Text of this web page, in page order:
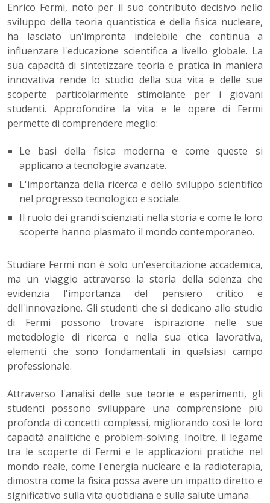
Enrico Fermi, noto per il suo contributo decisivo nello
sviluppo della teoria quantistica e della fisica nucleare,
ha lasciato un'impronta indelebile che continua a
influenzare l'educazione scientifica a livello globale. La
sua capacità di sintetizzare teoria e pratica in maniera
innovativa rende lo studio della sua vita e delle sue
scoperte particolarmente stimolante per i giovani
studenti. Approfondire la vita e le opere di Fermi
permette di comprendere meglio:
Le basi della fisica moderna e come queste si
applicano a tecnologie avanzate.
L'importanza della ricerca e dello sviluppo scientifico
nel progresso tecnologico e sociale.
Il ruolo dei grandi scienziati nella storia e come le loro
scoperte hanno plasmato il mondo contemporaneo.
Studiare Fermi non è solo un'esercitazione accademica,
ma un viaggio attraverso la storia della scienza che
evidenzia l'importanza del pensiero critico e
dell'innovazione. Gli studenti che si dedicano allo studio
di Fermi possono trovare ispirazione nelle sue
metodologie di ricerca e nella sua etica lavorativa,
elementi che sono fondamentali in qualsiasi campo
professionale.
Attraverso l'analisi delle sue teorie e esperimenti, gli
studenti possono sviluppare una comprensione più
profonda di concetti complessi, migliorando così le loro
capacità analitiche e problem-solving. Inoltre, il legame
tra le scoperte di Fermi e le applicazioni pratiche nel
mondo reale, come l'energia nucleare e la radioterapia,
dimostra come la fisica possa avere un impatto diretto e
significativo sulla vita quotidiana e sulla salute umana.